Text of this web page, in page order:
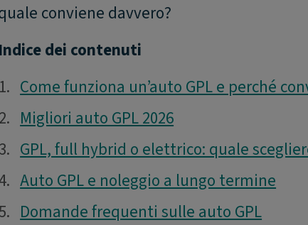
conviene davvero?
Indice dei contenuti
1.
1. Come funziona un’auto GPL e perché
2.
2. Migliori auto GPL 2026
3.
3. GPL, full hybrid o elettrico: quale
Auto GPL e noleggio a lungo termine
5.
5. Domande frequenti sulle auto GPL